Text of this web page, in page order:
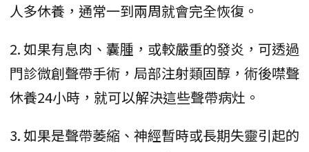
人多休養，通常一到兩周就會完全恢復。
2. 如果有息肉、囊腫，或較嚴重的發炎，可透過
門診微創聲帶手術，局部注射類固醇，術後噤聲
休養24小時，就可以解決這些聲帶病灶。
3. 如果是聲帶萎縮、神經暫時或長期失靈引起的